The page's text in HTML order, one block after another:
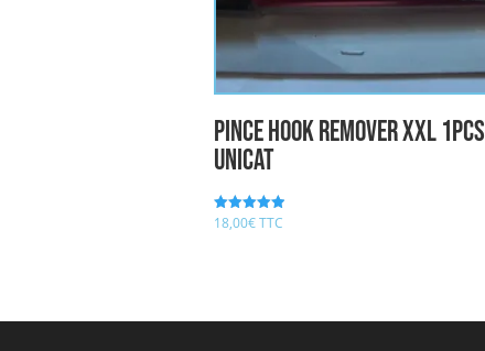
pince hook remover XXL 1pcs
UNICAT
Note
5.00
18,00€ TTC